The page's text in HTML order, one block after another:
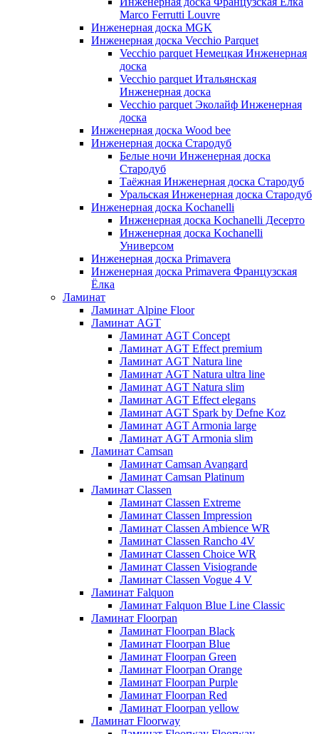
Marco Ferrutti Louvre
Инженерная доска MGK
Инженерная доска Vecchio Parquet
Vecchio parquet Немецкая Инженерная
доска
Vecchio parquet Итальянская
Инженерная доска
Vecchio parquet Эколайф Инженерная
доска
Инженерная доска Wood bee
Инженерная доска Стародуб
Белые ночи Инженерная доска
Стародуб
Таёжная Инженерная доска Стародуб
Уральская Инженерная доска Стародуб
Инженерная доска Kochanelli
Инженерная доска Kochanelli Десерто
Инженерная доска Kochanelli
Универсом
Инженерная доска Primavera
Инженерная доска Primavera Французская
Ёлка
Ламинат
Ламинат Alpine Floor
Ламинат AGT
Ламинат AGT Concept
Ламинат AGT Effect premium
Ламинат AGT Natura line
Ламинат AGT Natura ultra line
Ламинат AGT Natura slim
Ламинат AGT Effect elegans
Ламинат AGT Spark by Defne Koz
Ламинат AGT Armonia large
Ламинат AGT Armonia slim
Ламинат Camsan
Ламинат Camsan Avangard
Ламинат Camsan Platinum
Ламинат Classen
Ламинат Classen Extreme
Ламинат Classen Impression
Ламинат Classen Ambience WR
Ламинат Classen Rancho 4V
Ламинат Classen Choice WR
Ламинат Classen Visiogrande
Ламинат Classen Vogue 4 V
Ламинат Falquon
Ламинат Falquon Blue Line Classic
Ламинат Floorpan
Ламинат Floorpan Black
Ламинат Floorpan Blue
Ламинат Floorpan Green
Ламинат Floorpan Orange
Ламинат Floorpan Purple
Ламинат Floorpan Red
Ламинат Floorpan yellow
Ламинат Floorway